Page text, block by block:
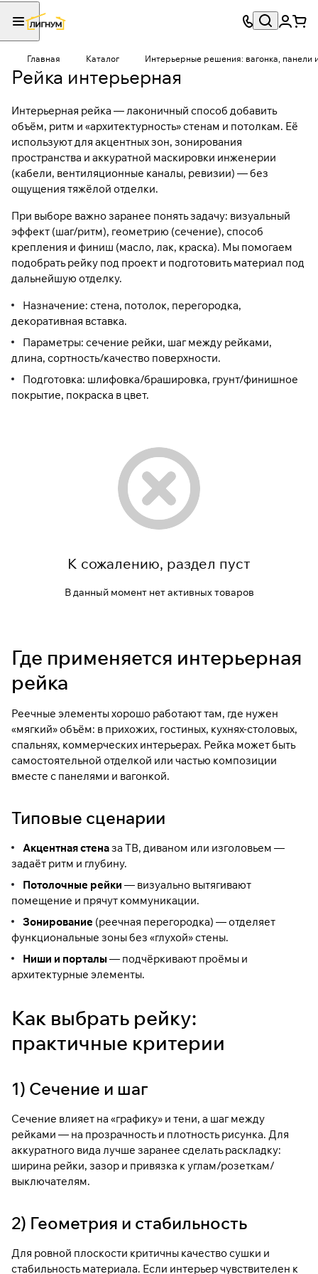
Главная Каталог Интерьерные решения: вагонка, панели
Рейка интерьерная
Интерьерная рейка — лаконичный способ добавить
объём, ритм и «архитектурность» стенам и потолкам. Её
используют для акцентных зон, зонирования
пространства и аккуратной маскировки инженерии
(кабели, вентиляционные каналы, ревизии) — без
ощущения тяжёлой отделки.
При выборе важно заранее понять задачу: визуальный
эффект (шаг/ритм), геометрию (сечение), способ
крепления и финиш (масло, лак, краска). Мы помогаем
подобрать рейку под проект и подготовить материал под
дальнейшую отделку.
Назначение: стена, потолок, перегородка,
декоративная вставка.
Параметры: сечение рейки, шаг между рейками,
длина, сортность/качество поверхности.
Подготовка: шлифовка/брашировка, грунт/финишное
покрытие, покраска в цвет.
К сожалению, раздел пуст
В данный момент нет активных товаров
Где применяется интерьерная
рейка
Реечные элементы хорошо работают там, где нужен
«мягкий» объём: в прихожих, гостиных, кухнях-столовых,
спальнях, коммерческих интерьерах. Рейка может быть
самостоятельной отделкой или частью композиции
вместе с панелями и вагонкой.
Типовые сценарии
Акцентная стеназа ТВ, диваном или изголовьем —
задаёт ритм и глубину.
Потолочные рейки — визуально вытягивают
помещение и прячут коммуникации.
Зонирование (реечная перегородка) — отделяет
функциональные зоны без «глухой» стены.
Ниши и порталы — подчёркивают проёмы и
архитектурные элементы.
Как выбрать рейку:
практичные критерии
1) Сечение и шаг
Сечение влияет на «графику» и тени, а шаг между
рейками — на прозрачность и плотность рисунка. Для
аккуратного вида лучше заранее сделать раскладку:
ширина рейки, зазор и привязка к углам/розеткам/
выключателям.
2) Геометрия и стабильность
Для ровной плоскости критичны качество сушки и
стабильность материала. Если интерьер чувствителен к